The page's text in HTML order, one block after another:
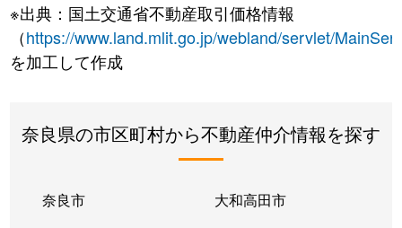
※出典：国土交通省不動産取引価格情報
（https://www.land.mlit.go.jp/webland/servlet/
を加工して作成
奈良県の市区町村から不動産仲介情報を探す
奈良市 大和高田市